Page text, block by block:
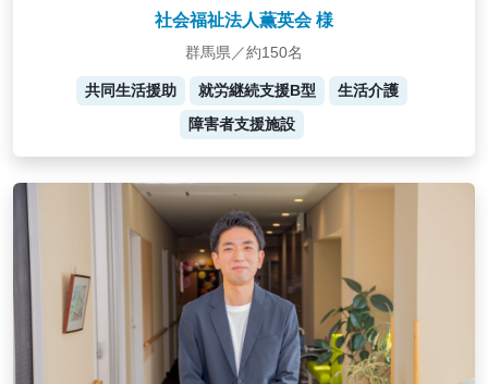
社会福祉法人薫英会 様
群馬県／約150名
共同生活援助 就労継続支援B型
生活介護
障害者支援施設